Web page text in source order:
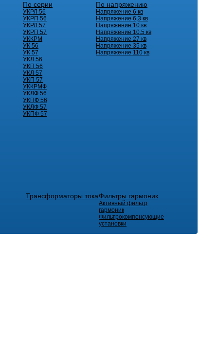
По серии
УКРЛ 56
УКРП 56
УКРЛ 57
УКРП 57
УККРМ
УК 56
УК 57
УКЛ 56
УКП 56
УКЛ 57
УКП 57
УККРМФ
УКЛФ 56
УКПФ 56
УКЛФ 57
УКПФ 57
По напряжению
Напряжение 6 кв
Напряжение 6,3 кв
Напряжение 10 кв
Напряжение 10,5 кв
Напряжение 27 кв
Напряжение 35 кв
Напряжение 110 кв
Трансформаторы токаФильтры гармоник
Активный фильтр
гармоник
Фильтрокомпенсующие
установки